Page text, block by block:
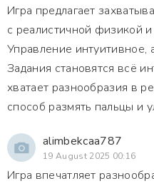
Игра предлагает
с реалистичной физикой
Управление интуитивное,
Задания становятся всё
хватает разнообразия в
способ размять пальцы и
alimbekcaa787
19 August 2025 00:16
Игра впечатляет